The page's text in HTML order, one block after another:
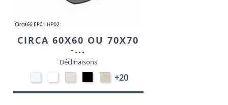
CIRCA 60X60 OU 70X70
-...
Déclinaisons
HP90
-
BLANC
STRATIFIE
HP93
-
EP01
-
NOIR
STRATIFIE
HP98
-
+20